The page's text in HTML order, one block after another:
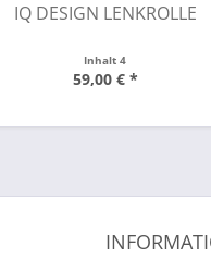
IQ DESIGN LENKROLLE
Inhalt4
59,00 € *